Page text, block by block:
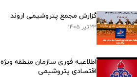
گزارش مجمع پتروشیمی اروند
23 تیر 1405
اطلاعیه فوری سازمان منطقه ویژه
اقتصادی پتروشیمی